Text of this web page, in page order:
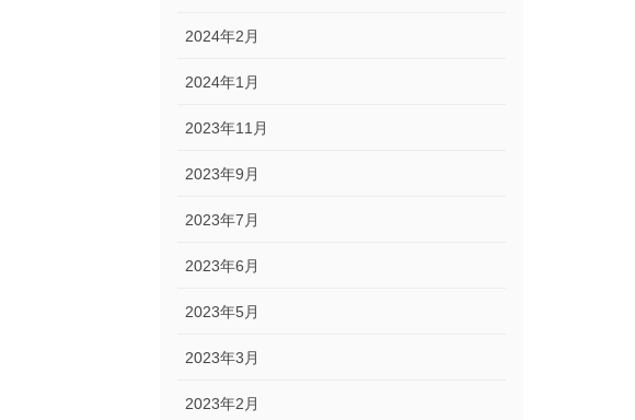
2024年2月
2024年1月
2023年11月
2023年9月
2023年7月
2023年6月
2023年5月
2023年3月
2023年2月